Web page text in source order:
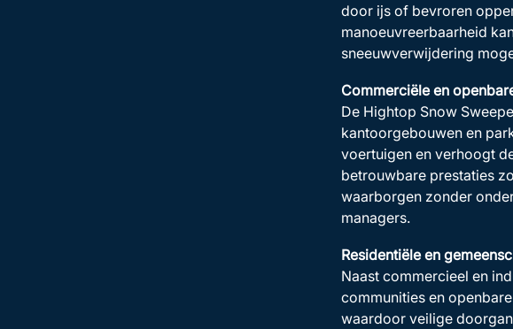
door ijs of bevroren
manoeuvreerbaarheid
sneeuwverwijdering
Commerciële en
De Hightop Snow
kantoorgebouwen en
voertuigen en verhoogt
betrouwbare prestaties
waarborgen zonder
managers.
Residentiële en
Naast commercieel en
communities en
waardoor veilige